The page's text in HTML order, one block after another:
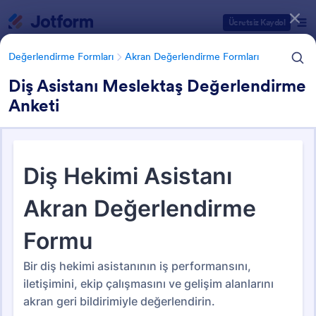
Ücretsiz Kaydol
Değerlendirme Formları Akran Değerlendirme Formları
Diş Asistanı Meslektaş Değerlendirme
Anketi
Akran Değerlendirme Formları
2 Şablon
Form Şablonu Kategorileri